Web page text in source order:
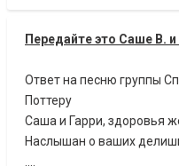
Передайте это Саше В.
Ответ на песню группы
Поттеру
Саша и Гарри, здоровья
Наслышан о ваших